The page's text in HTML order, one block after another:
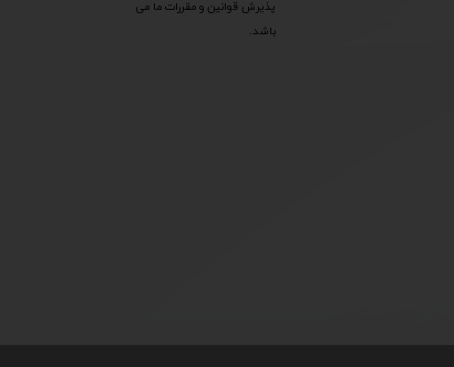
پذیرش قوانین و مقررات ما می
باشد.